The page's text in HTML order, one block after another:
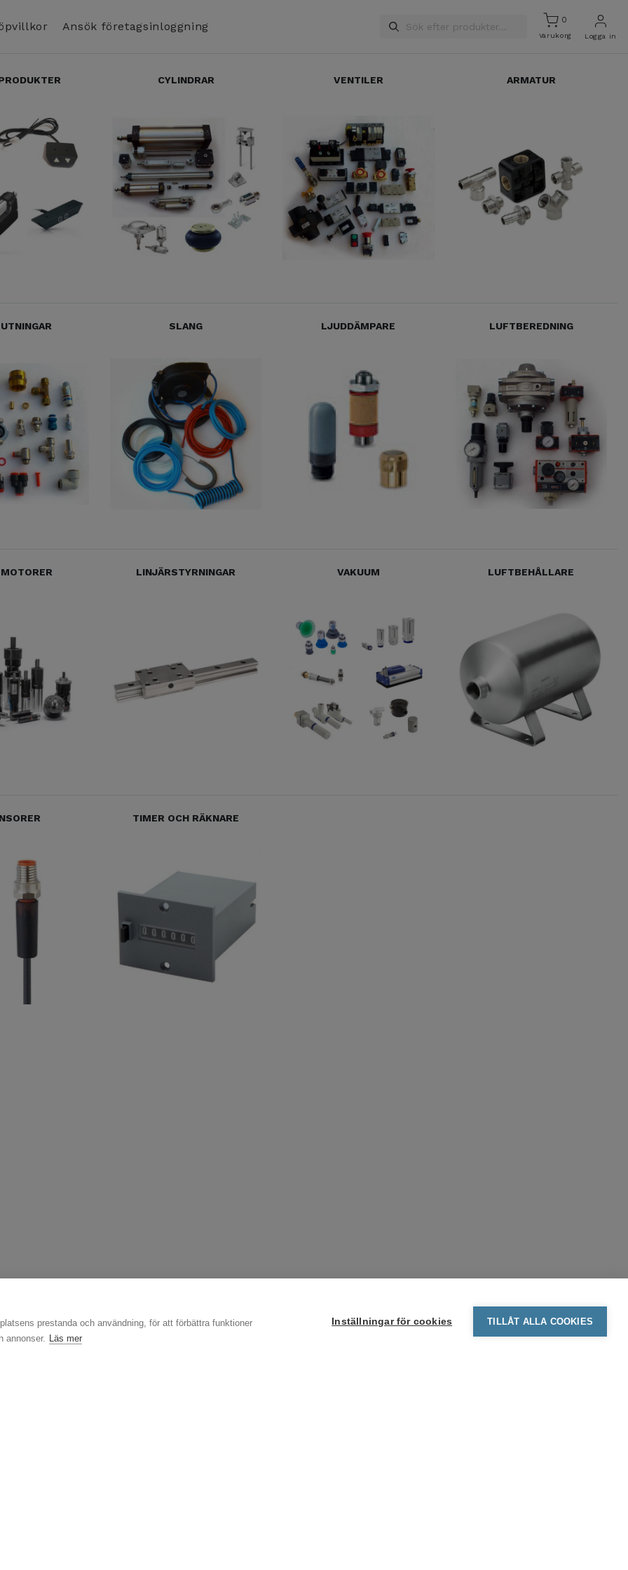
prestanda och användning, för att förbättra funktioner
annonser. Läs mer
Inställningar för cookies TILLÅT ALLA COOKIES
Ansök företagsinloggning 0
Varukorg Logga in
CYLINDRAR VENTILER ARMATUR
SLANG LJUDDÄMPARE LUFTBEREDNING
LINJÄRSTYRNINGAR VAKUUM LUFTBEHÅLLARE
TIMER OCH RÄKNARE